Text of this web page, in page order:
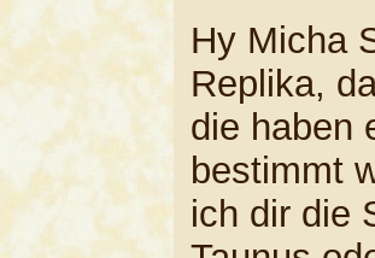
Hy Micha
Replika,
die haben
bestimmt
ich dir die